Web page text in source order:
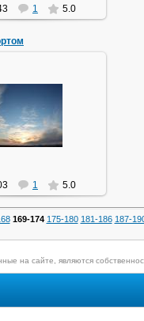
1 5.0
VicKing
1 5.0
169-174 175-180 181-186 187-
на сайте, являются